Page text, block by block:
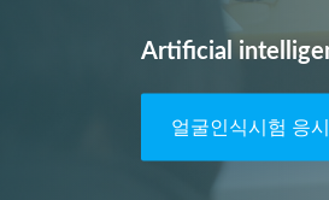
Artificial
얼굴인식시험 응